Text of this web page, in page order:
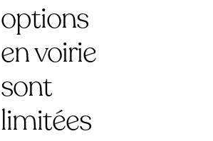
options
en voirie
sont
limitées